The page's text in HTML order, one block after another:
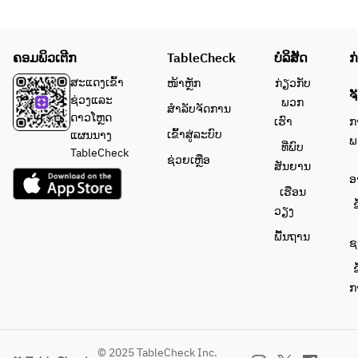
ຄອມພິວເຕີກ
ສະແດງເຂົ້າ
ຊ່ວງແລະ
ດາວໂຫຼດ
ແຜນນາງ
TableCheck
TableCheck
ໜ້າຫຼັກ
ສຳລັບຈັດການ
ເຂົ້າສູ່ລະບົບ
ຊ່ວຍເຫຼືອ
ບໍລິສັດ
ກ່ຽວກັບ
ພວກ
ເຮົາ
ທີ່ພົບ
ສັນຍານ
ເຮືອນ
ວຽງ
ພື້ນຖານ
© 2025 TableCheck Inc.